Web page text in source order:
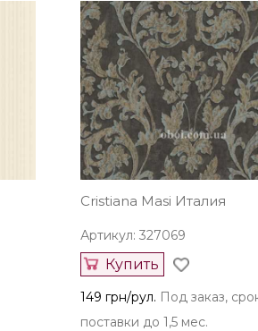
Cristiana Masi Италия
Артикул: 327069
Купить
149 грн/рул. Под заказ,
поставки до 1,5 мес.